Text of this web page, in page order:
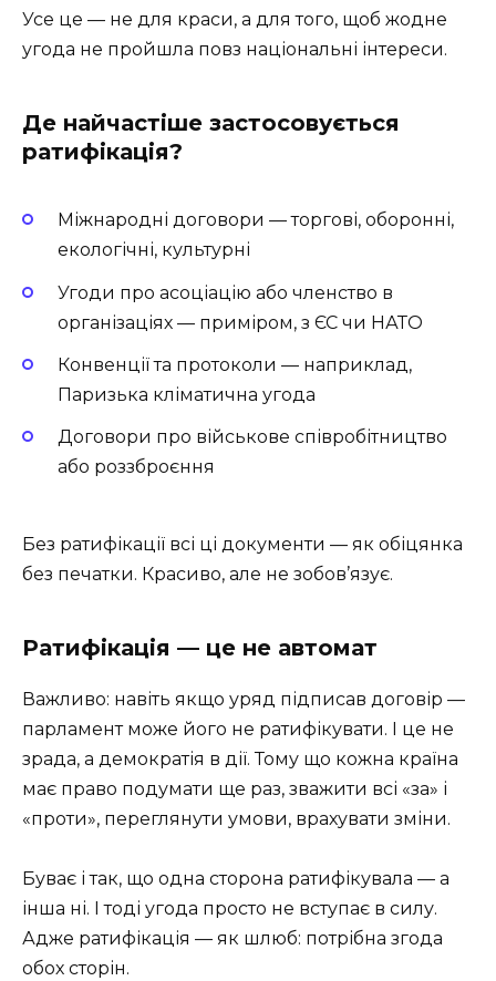
Усе це — не для краси, а для того, щоб жодне
угода не пройшла повз національні інтереси.
Де найчастіше застосовується
ратифікація?
Міжнародні договори — торгові, оборонні,
екологічні, культурні
Угоди про асоціацію або членство в
організаціях — приміром, з ЄС чи НАТО
Конвенції та протоколи — наприклад,
Паризька кліматична угода
Договори про військове співробітництво
або роззброєння
Без ратифікації всі ці документи — як обіцянка
без печатки. Красиво, але не зобов’язує.
Ратифікація — це не автомат
Важливо: навіть якщо уряд підписав договір —
парламент може його не ратифікувати. І це не
зрада, а демократія в дії. Тому що кожна країна
має право подумати ще раз, зважити всі «за» і
«проти», переглянути умови, врахувати зміни.
Буває і так, що одна сторона ратифікувала — а
інша ні. І тоді угода просто не вступає в силу.
Адже ратифікація — як шлюб: потрібна згода
обох сторін.